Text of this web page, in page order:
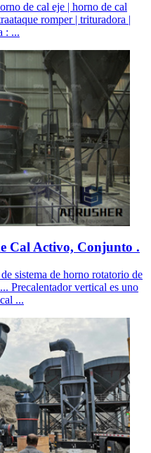
de cal eje | horno de cal
romper | trituradora |
: ...
Cal Activo, Conjunto .
sistema de horno rotatorio de
Precalentador vertical es uno
...